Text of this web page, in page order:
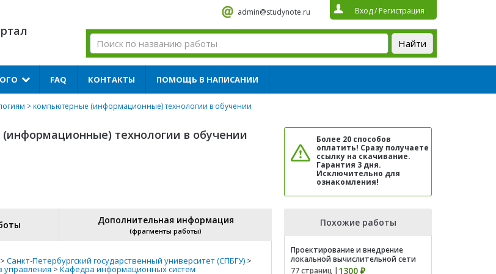
admin@studynote.ru Вход/ Регистрация
FAQ КОНТАКТЫ ПОМОЩЬ В НАПИСАНИИ
> компьютерные (информационные) технологии в обучении
технологии в обучении
Более 20 способов
оплатить! Сразу получаете
ссылку на скачивание.
Гарантия 3 дня.
Исключительно для
ознакомления!
Дополнительная информация
(фрагменты работы)
> Санкт-Петербургский государственный университет (СПБГУ) >
управления> Кафедра информационных систем
Похожие работы
Проектирование и внедрение
локальной вычислительной сети
77 страниц | 1300 ₽